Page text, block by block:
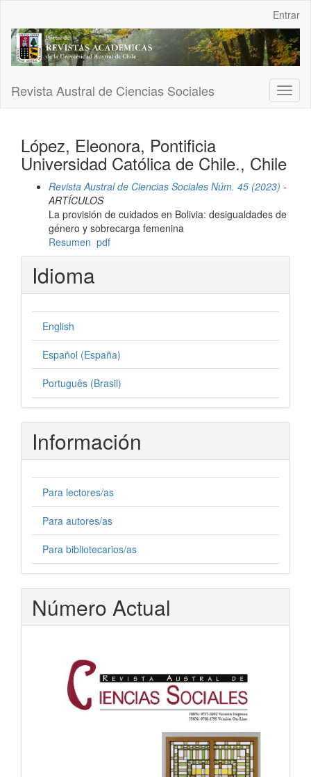
Contenido
principal
Barra
Entrar
Revista Austral de Ciencias Sociales
López, Eleonora, Pontificia
Universidad Católica de Chile., Chile
Revista Austral de Ciencias Sociales Núm. 45 (2023) -
ARTÍCULOS
La provisión de cuidados en Bolivia: desigualdades de
género y sobrecarga femenina
Resumen pdf
Idioma
English
Español (España)
Português (Brasil)
Información
Para lectores/as
Para autores/as
Para bibliotecarios/as
Número Actual